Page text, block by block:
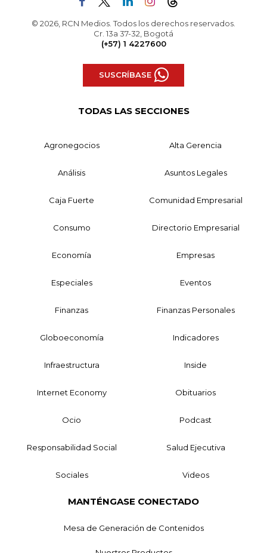
© 2026, RCN Medios. Todos los derechos reservados.
Cr. 13a 37-32, Bogotá
(+57) 1 4227600
SUSCRÍBASE
TODAS LAS SECCIONES
Agronegocios Alta Gerencia
Análisis Asuntos Legales
Caja Fuerte Comunidad Empresarial
Consumo Directorio Empresarial
Economía Empresas
Especiales Eventos
Finanzas Finanzas Personales
Globoeconomía Indicadores
Infraestructura Inside
Internet Economy Obituarios
Ocio Podcast
Responsabilidad Social Salud Ejecutiva
Sociales Videos
MANTÉNGASE CONECTADO
Mesa de Generación de Contenidos